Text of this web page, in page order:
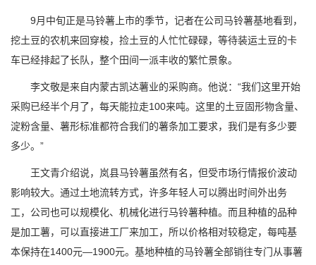
9月中旬正是马铃薯上市的季节，记者在公司马铃薯基地看到，
挖土豆的农机来回穿梭，捡土豆的人忙忙碌碌，等待装运土豆的卡
车已经排起了长队，整个田间一派丰收的繁忙景象。
李文敬是来自内蒙古凯达薯业的采购商。他说：“我们这里开始
采购已经半个月了，每天能拉走100来吨。这里的土豆固形物含量、
淀粉含量、薯形标准都符合我们的薯条加工要求，我们是有多少要
多少。”
王文青介绍说，岚县马铃薯虽然有名，但受市场行情报价波动
影响较大。通过土地流转方式，许多年轻人可以腾出时间外出务
工，公司也可以规模化、机械化进行马铃薯种植。而且种植的品种
是加工薯，可以直接进工厂来加工，所以价格相对较稳定，每吨基
本保持在1400元—1900元。基地种植的马铃薯全部销往专门从事薯